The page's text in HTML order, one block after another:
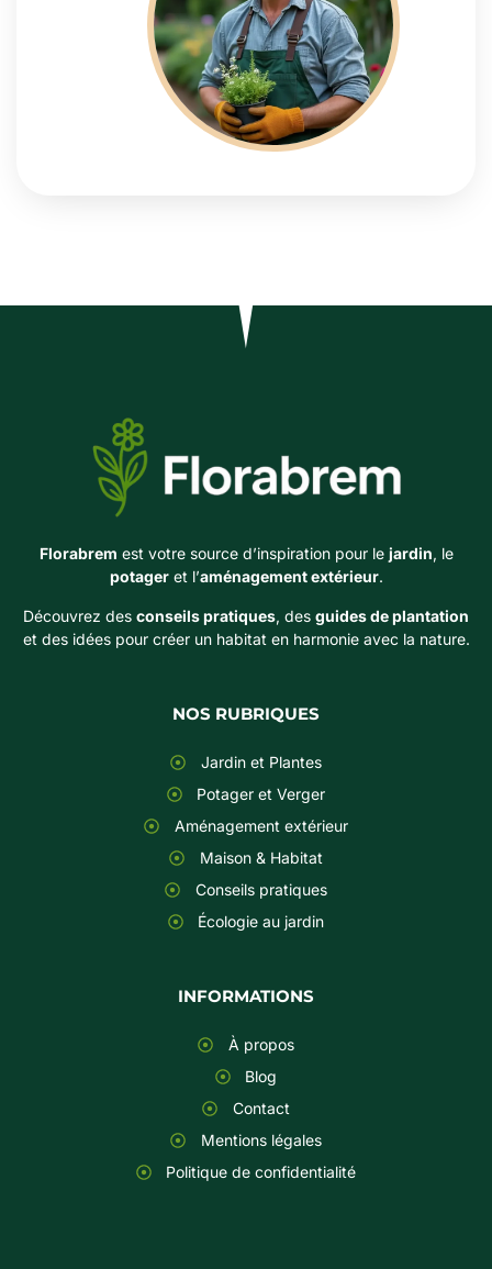
Florabrem est votre source d’inspiration pour le jardin, le
potageret l’aménagement extérieur.
Découvrez des conseils pratiques, des guides de plantation
et des idées pour créer un habitat en harmonie avec la nature.
NOS RUBRIQUES
Jardin et Plantes
Potager et Verger
Aménagement extérieur
Maison & Habitat
Conseils pratiques
Écologie au jardin
INFORMATIONS
À propos
Blog
Contact
Mentions légales
Politique de confidentialité